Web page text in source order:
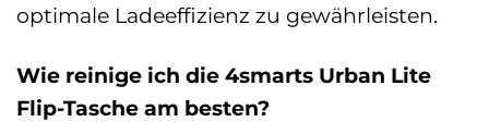
optimale Ladeeffizienz zu gewährleisten.
Wie reinige ich die 4smarts Urban Lite
Flip-Tasche am besten?